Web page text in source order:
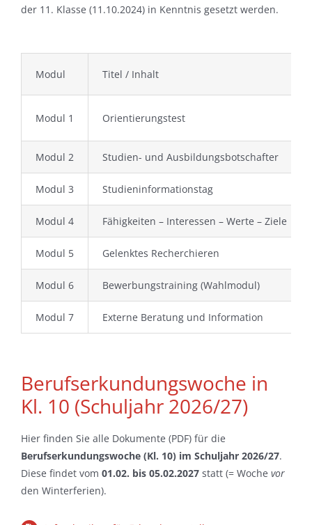
der 11. Klasse (11.10.2024) in Kenntnis gesetzt werden.
Modul Titel / Inhalt
Modul 1 Orientierungstest
Modul 2 Studien- und Ausbildungsbotschafter
Modul 3 Studieninformationstag
Modul 4 Fähigkeiten – Interessen – Werte – Ziele
Modul 5 Gelenktes Recherchieren
Modul 6 Bewerbungstraining (Wahlmodul)
Modul 7 Externe Beratung und Information
Berufserkundungswoche in
Kl. 10 (Schuljahr 2026/27)
Hier finden Sie alle Dokumente (PDF) für die
Berufserkundungswoche (Kl. 10) im Schuljahr 2026/27.
Diese findet vom 01.02. bis 05.02.2027statt (= Woche vor
den Winterferien).